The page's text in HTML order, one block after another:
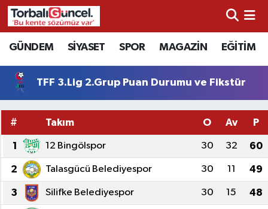
GÜNDEM SİYASET SPOR MAGAZİN EĞİTİM
TFF 3.Lig 2.Grup Puan Durumu ve Fikstür
# Takım O Av P
1 12 Bingölspor 30 32 60
2 Talasgücü Belediyespor 30 11 49
3 Silifke Belediyespor 30 15 48
İzmir Nöbetçi Eczaneler
İzmir Trafik Yoğunluk Haritası
Süper Lig Puan Durumu ve Fikstür
Tüm Manşetler